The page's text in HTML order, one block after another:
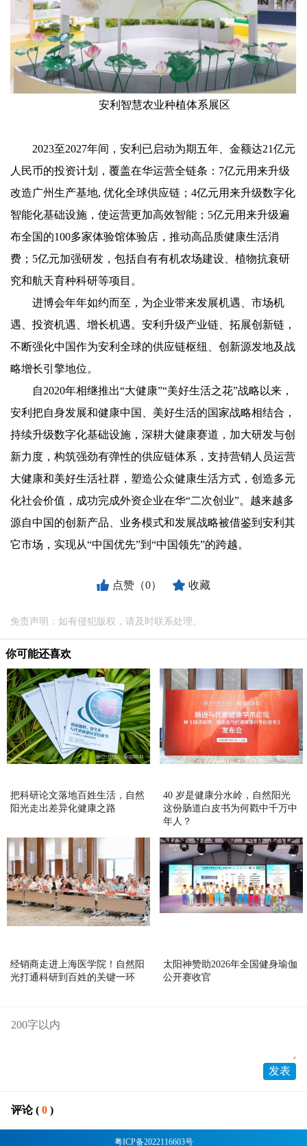
安利智慧农业种植体系展区
2023至2027年间，安利已启动为期五年、金额达21亿元
人民币的投资计划，覆盖在华运营全链条：7亿元用来升级
改造广州生产基地, 优化全球供应链；4亿元用来升级数字化
智能化基础设施，使运营更加高效智能；5亿元用来升级遍
布全国的100多家体验馆体验店，推动高品质健康生活消
费；5亿元加强研发，包括自有有机农场建设、植物抗衰研
究和航天育种科研等项目。
进博会年年如约而至，为企业带来发展机遇、市场机
遇、投资机遇、增长机遇。安利升级产业链、拓展创新链，
不断强化中国作为安利全球的供应链枢纽、创新源发地及战
略增长引擎地位。
自2020年相继推出“大健康”“美好生活之花”战略以来，
安利把自身发展和健康中国、美好生活的国家战略相结合，
持续升级数字化基础设施，深耕大健康赛道，加大研发与创
新力度，构筑强劲有弹性的供应链体系，支持营销人员运营
大健康和美好生活社群，塑造公众健康生活方式，创造多元
化社会价值，成功完成外资企业在华“二次创业”。越来越多
源自中国的创新产品、业务模式和发展战略被借鉴到安利其
它市场，实现从“中国优先”到“中国领先”的跨越。
点赞（0） 收藏
免责声明：如有侵犯版权，请及时联系处理。
你可能还喜欢
把科研论文落地百姓生活，自然
阳光走出差异化健康之路
40 岁是健康分水岭，自然阳光
这份肠道白皮书为何戳中千万中
年人？
经销商走进上海医学院！自然阳
光打通科研到百姓的关键一环
太阳神赞助2026年全国健身瑜伽
公开赛收官
评论 ( 0 )
粤ICP备2022116603号